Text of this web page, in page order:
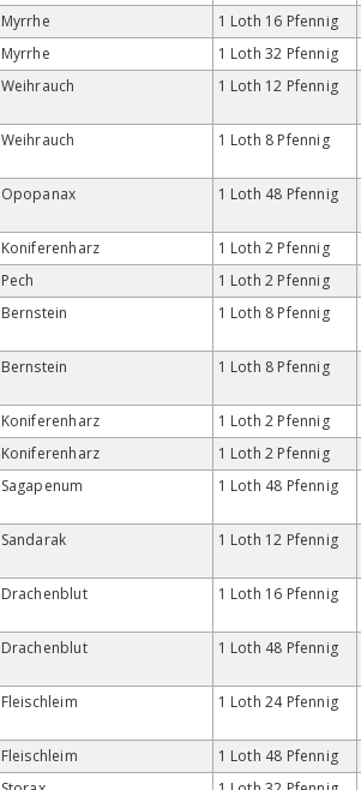
Myrrhe 1 Loth 16 Pfennig
Myrrhe 1 Loth 32 Pfennig
Weihrauch 1 Loth 12 Pfennig
Weihrauch 1 Loth 8 Pfennig
Opopanax 1 Loth 48 Pfennig
Koniferenharz 1 Loth 2 Pfennig
Pech 1 Loth 2 Pfennig
Bernstein 1 Loth 8 Pfennig
Bernstein 1 Loth 8 Pfennig
Koniferenharz 1 Loth 2 Pfennig
Koniferenharz 1 Loth 2 Pfennig
Sagapenum 1 Loth 48 Pfennig
Sandarak 1 Loth 12 Pfennig
Drachenblut 1 Loth 16 Pfennig
Drachenblut 1 Loth 48 Pfennig
Fleischleim 1 Loth 24 Pfennig
Fleischleim 1 Loth 48 Pfennig